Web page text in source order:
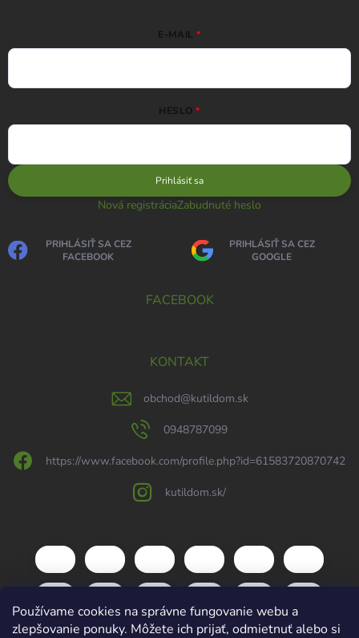
Používame cookies na správne fungovanie webu a
zlepšovanie ponuky. Môžete ich prijať, odmietnuť alebo si
E-MAIL
HESLO
Prihlásiť sa
Nová registráciaZabudnuté heslo
PRIHLÁSIŤ SA CEZ
FACEBOOK
PRIHLÁSIŤ SA CEZ
GOOGLE
FACEBOOK
KONTAKT
obchod@kutildom.sk
0948787099
https://www.facebook.com/profile.php?id=61583720870742
kutildom.sk/